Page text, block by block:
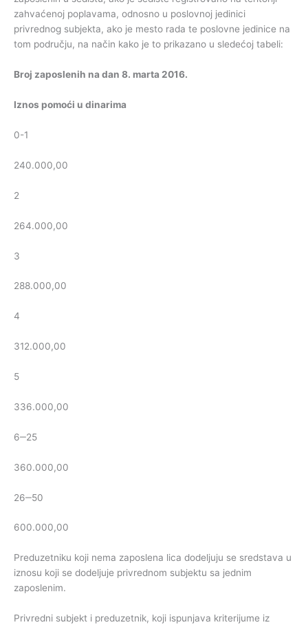
zahvaćenoj poplavama, odnosno u poslovnoj jedinici
privrednog subjekta, ako je mesto rada te poslovne jedinice na
tom području, na način kako je to prikazano u sledećoj tabeli:
Broj zaposlenih na dan 8. marta 2016.
Iznos pomoći u dinarima
0-1
240.000,00
2
264.000,00
3
288.000,00
4
312.000,00
5
336.000,00
6‒25
360.000,00
26‒50
600.000,00
Preduzetniku koji nema zaposlena lica dodeljuju se sredstava u
iznosu koji se dodeljuje privrednom subjektu sa jednim
zaposlenim.
Privredni subjekt i preduzetnik, koji ispunjava kriterijume iz